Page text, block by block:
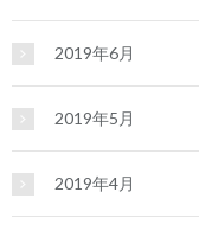
2019年6月
2019年5月
2019年4月